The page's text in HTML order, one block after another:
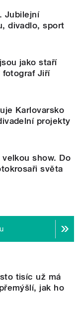
Jubilejní
divadlo, sport
jako staří
fotograf Jiří
Karlovarsko
projekty
show. Do
světa
tisíc už má
jak ho